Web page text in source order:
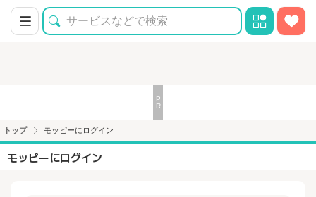
トップ モッピーにログイン
モッピーにログイン